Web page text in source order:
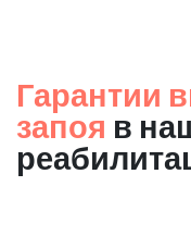
Гарантии
запоя в